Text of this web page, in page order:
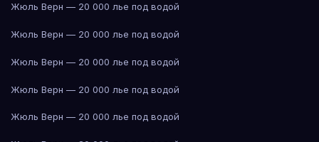
Жюль Верн — 20 000 лье под водой
Жюль Верн — 20 000 лье под водой
Жюль Верн — 20 000 лье под водой
Жюль Верн — 20 000 лье под водой
Жюль Верн — 20 000 лье под водой